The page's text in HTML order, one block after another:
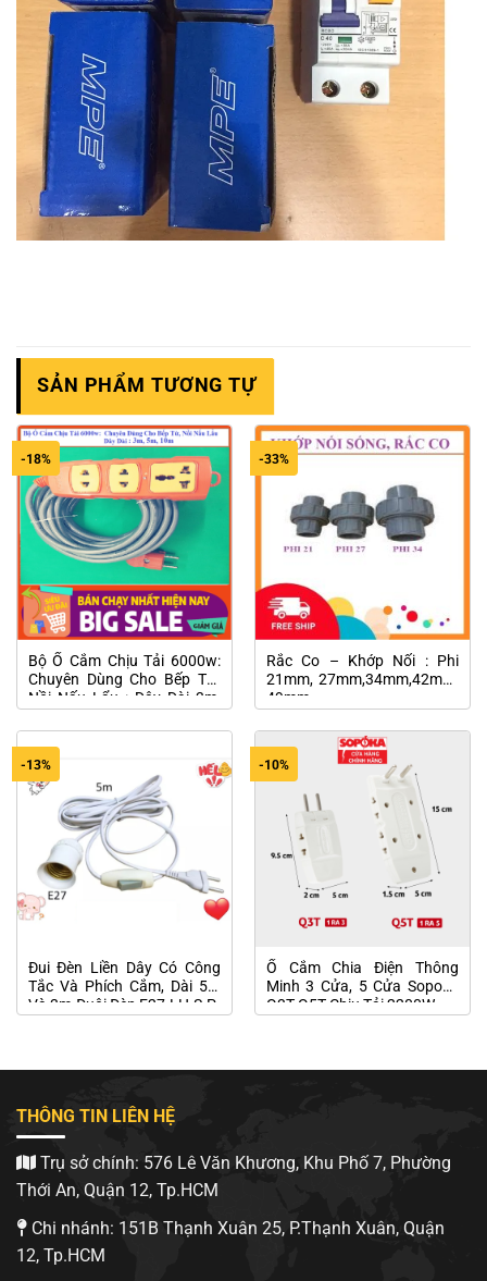
SẢN PHẨM TƯƠNG TỰ
-18%
Bộ Ổ Cắm Chịu Tải 6000w:
Chuyên Dùng Cho Bếp Từ-
Nồi Nấu Lẩu : Dây Dài 3m,
-33%
Rắc Co – Khớp Nối : Phi
21mm, 27mm,34mm,42mm,
49mm
-13%
Đui Đèn Liền Dây Có Công
Tắc Và Phích Cắm, Dài 5m
Và 3m Đuôi Đèn E27 LH-S-P-
-10%
Ổ Cắm Chia Điện Thông
Minh 3 Cửa, 5 Cửa Sopoka
Q3T Q5T Chịu Tải 2200W
THÔNG TIN LIÊN HỆ
Trụ sở chính: 576 Lê Văn Khương, Khu Phố 7, Phường
Thới An, Quận 12, Tp.HCM
Chi nhánh: 151B Thạnh Xuân 25, P.Thạnh Xuân, Quận
12, Tp.HCM